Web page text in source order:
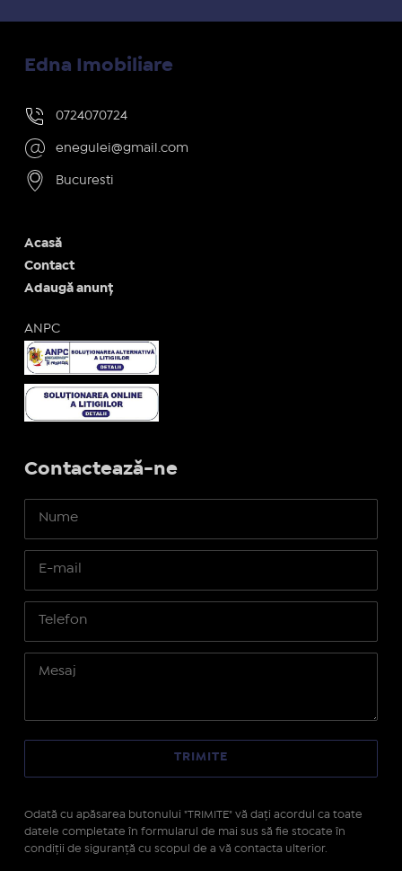
Edna Imobiliare
0724070724
enegulei@gmail.com
Bucuresti
Acasă
Contact
Adaugă anunț
ANPC
Contactează-ne
Odată cu apăsarea butonului "TRIMITE" vă daţi acordul ca toate
datele completate în formularul de mai sus să fie stocate în
condiţii de siguranţă cu scopul de a vă contacta ulterior.